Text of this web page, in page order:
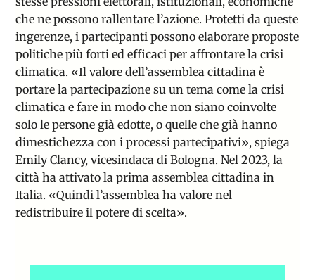
che ne possono rallentare l’azione. Protetti da queste
ingerenze, i partecipanti possono elaborare proposte
politiche più forti ed efficaci per affrontare la crisi
climatica. «Il valore dell’assemblea cittadina è
portare la partecipazione su un tema come la crisi
climatica e fare in modo che non siano coinvolte
solo le persone già edotte, o quelle che già hanno
dimestichezza con i processi partecipativi», spiega
Emily Clancy, vicesindaca di Bologna. Nel 2023, la
città ha attivato la prima assemblea cittadina in
Italia. «Quindi l’assemblea ha valore nel
redistribuire il potere di scelta».